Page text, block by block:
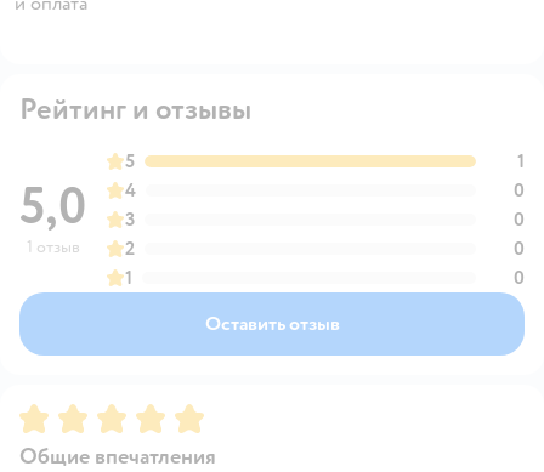
Рейтинг и отзывы
5,0
1 отзыв
5
1
4
0
3
0
2
0
1
0
Оставить отзыв
Рейтинг:5
Общие впечатления